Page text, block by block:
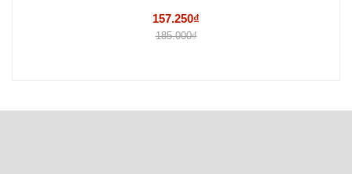
157.250₫
185.000₫